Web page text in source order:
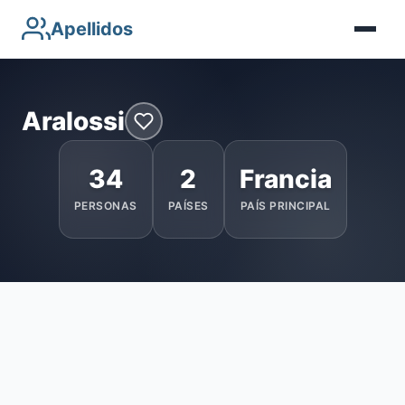
Apellidos
Aralossi
34
PERSONAS
2
PAÍSES
Francia
PAÍS PRINCIPAL